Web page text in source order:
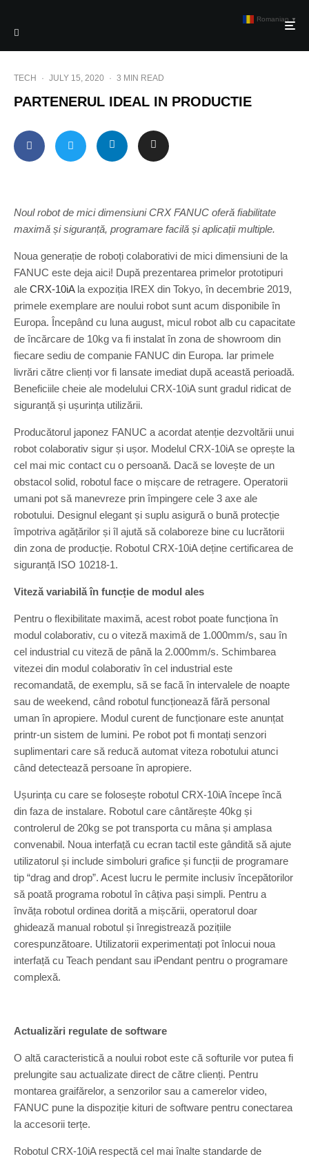
TECH · JULY 15, 2020 · 3 MIN READ
PARTENERUL IDEAL IN PRODUCTIE
Noul robot de mici dimensiuni CRX FANUC oferă fiabilitate
maximă și siguranță, programare facilă și aplicații multiple.
Noua generație de roboți colaborativi de mici dimensiuni de la
FANUC este deja aici! După prezentarea primelor prototipuri
ale CRX-10iAla expoziția IREX din Tokyo, în decembrie 2019,
primele exemplare are noului robot sunt acum disponibile în
Europa. Începând cu luna august, micul robot alb cu capacitate
de încărcare de 10kg va fi instalat în zona de showroom din
fiecare sediu de companie FANUC din Europa. Iar primele
livrări către clienți vor fi lansate imediat după această perioadă.
Beneficiile cheie ale modelului CRX-10iA sunt gradul ridicat de
siguranță și ușurința utilizării.
Producătorul japonez FANUC a acordat atenție dezvoltării unui
robot colaborativ sigur și ușor. Modelul CRX-10iA se oprește la
cel mai mic contact cu o persoană. Dacă se lovește de un
obstacol solid, robotul face o mișcare de retragere. Operatorii
umani pot să manevreze prin împingere cele 3 axe ale
robotului. Designul elegant și suplu asigură o bună protecție
împotriva agățărilor și îl ajută să colaboreze bine cu lucrătorii
din zona de producție. Robotul CRX-10iA deține certificarea de
siguranță ISO 10218-1.
Viteză variabilă în funcție de modul ales
Pentru o flexibilitate maximă, acest robot poate funcționa în
modul colaborativ, cu o viteză maximă de 1.000mm/s, sau în
cel industrial cu viteză de până la 2.000mm/s. Schimbarea
vitezei din modul colaborativ în cel industrial este
recomandată, de exemplu, să se facă în intervalele de noapte
sau de weekend, când robotul funcționează fără personal
uman în apropiere. Modul curent de funcționare este anunțat
printr-un sistem de lumini. Pe robot pot fi montați senzori
suplimentari care să reducă automat viteza robotului atunci
când detectează persoane în apropiere.
Ușurința cu care se folosește robotul CRX-10iA începe încă
din faza de instalare. Robotul care cântărește 40kg și
controlerul de 20kg se pot transporta cu mâna și amplasa
convenabil. Noua interfață cu ecran tactil este gândită să ajute
utilizatorul și include simboluri grafice și funcții de programare
tip “drag and drop”. Acest lucru le permite inclusiv începătorilor
să poată programa robotul în câțiva pași simpli. Pentru a
învăța robotul ordinea dorită a mișcării, operatorul doar
ghidează manual robotul și înregistrează pozițiile
corespunzătoare. Utilizatorii experimentați pot înlocui noua
interfață cu Teach pendant sau iPendant pentru o programare
complexă.
Actualizări regulate de software
O altă caracteristică a noului robot este că softurile vor putea fi
prelungite sau actualizate direct de către clienți. Pentru
montarea graifărelor, a senzorilor sau a camerelor video,
FANUC pune la dispoziție kituri de software pentru conectarea
la accesorii terțe.
Robotul CRX-10iA respectă cel mai înalte standarde de
Romanian ▼